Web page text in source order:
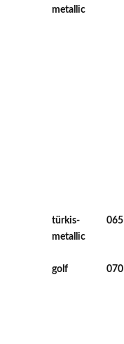
metallic
türkis-
metallic
065
golf
070